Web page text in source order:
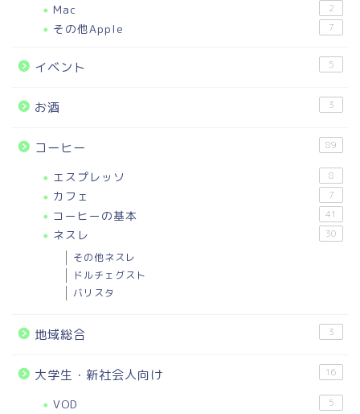
Mac 2
その他Apple 7
イベント 5
お酒 3
コーヒー 89
エスプレッソ 8
カフェ 7
コーヒーの基本 41
ネスレ 30
その他ネスレ
ドルチェグスト
バリスタ
地域総合 3
大学生・新社会人向け 16
VOD 5